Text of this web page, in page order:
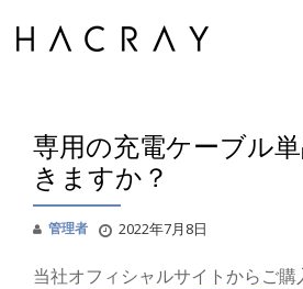
Skip
専用の充電ケーブル
きますか？
管理者 2022年7月8日
当社オフィシャルサイトからご購